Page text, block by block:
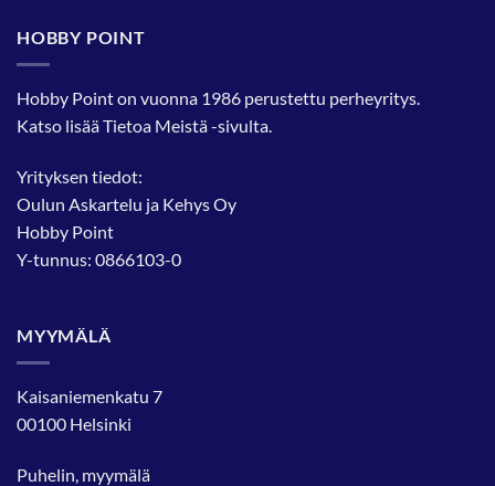
HOBBY POINT
Hobby Point on vuonna 1986 perustettu perheyritys.
Katso lisääTietoa Meistä-sivulta.
Yrityksen tiedot:
Oulun Askartelu ja Kehys Oy
Hobby Point
Y-tunnus: 0866103-0
MYYMÄLÄ
Kaisaniemenkatu 7
00100 Helsinki
Puhelin, myymälä